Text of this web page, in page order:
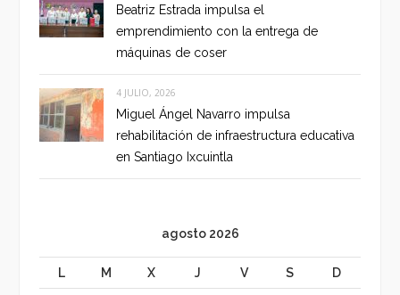
Beatriz Estrada impulsa el
emprendimiento con la entrega de
máquinas de coser
4 JULIO, 2026
Miguel Ángel Navarro impulsa
rehabilitación de infraestructura educativa
en Santiago Ixcuintla
agosto 2026
L M X J V S D